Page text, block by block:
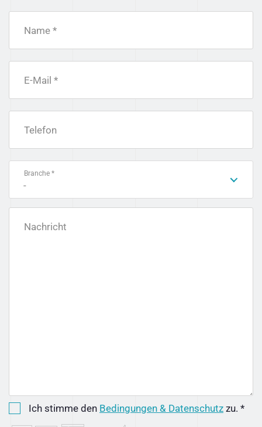
Name *
E-Mail *
Telefon
Branche *
-
Nachricht
Ich stimme den Bedingungen & Datenschutz zu. *